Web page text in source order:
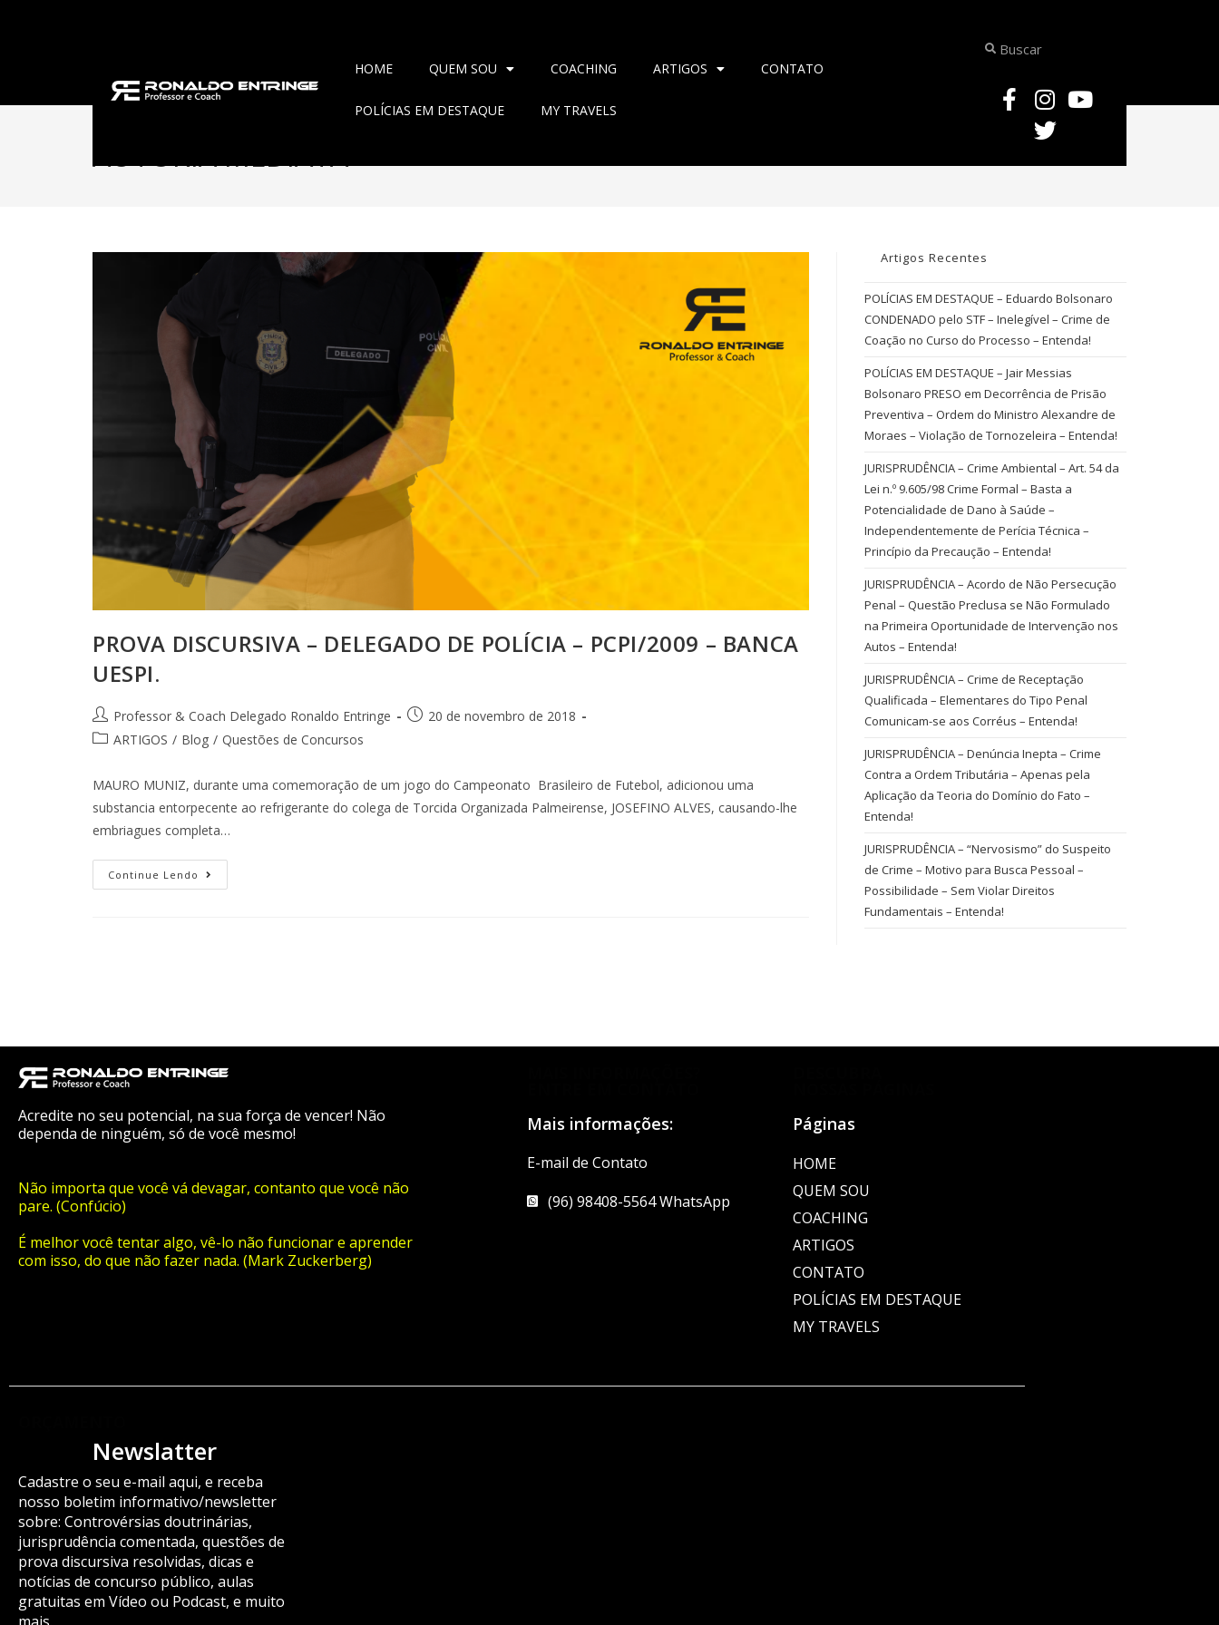
HOME QUEM SOU COACHING ARTIGOS CONTATO
POLÍCIAS EM DESTAQUE MY TRAVELS
AUTORIA MEDIATA
PROVA DISCURSIVA – DELEGADO DE POLÍCIA – PCPI/2009 – BANCA
UESPI.
Professor & Coach Delegado Ronaldo Entringe
20 de novembro de 2018
ARTIGOS / Blog / Questões de Concursos
MAURO MUNIZ, durante uma comemoração de um jogo do Campeonato Brasileiro de Futebol, adicionou uma
substancia entorpecente ao refrigerante do colega de Torcida Organizada Palmeirense, JOSEFINO ALVES, causando-lhe
embriagues completa…
Continue Lendo
Artigos Recentes
POLÍCIAS EM DESTAQUE – Eduardo Bolsonaro
CONDENADO pelo STF – Inelegível – Crime de
Coação no Curso do Processo – Entenda!
POLÍCIAS EM DESTAQUE – Jair Messias
Bolsonaro PRESO em Decorrência de Prisão
Preventiva – Ordem do Ministro Alexandre de
Moraes – Violação de Tornozeleira – Entenda!
JURISPRUDÊNCIA – Crime Ambiental – Art. 54 da
Lei n.º 9.605/98 Crime Formal – Basta a
Potencialidade de Dano à Saúde –
Independentemente de Perícia Técnica –
Princípio da Precaução – Entenda!
JURISPRUDÊNCIA – Acordo de Não Persecução
Penal – Questão Preclusa se Não Formulado
na Primeira Oportunidade de Intervenção nos
Autos – Entenda!
JURISPRUDÊNCIA – Crime de Receptação
Qualificada – Elementares do Tipo Penal
Comunicam-se aos Corréus – Entenda!
JURISPRUDÊNCIA – Denúncia Inepta – Crime
Contra a Ordem Tributária – Apenas pela
Aplicação da Teoria do Domínio do Fato –
Entenda!
JURISPRUDÊNCIA – “Nervosismo” do Suspeito
de Crime – Motivo para Busca Pessoal –
Possibilidade – Sem Violar Direitos
Fundamentais – Entenda!
Acredite no seu potencial, na sua força de vencer! Não
dependa de ninguém, só de você mesmo!
Não importa que você vá devagar, contanto que você não
pare. (Confúcio)
É melhor você tentar algo, vê-lo não funcionar e aprender
com isso, do que não fazer nada. (Mark Zuckerberg)
Mais informações:
E-mail de Contato
(96) 98408-5564 WhatsApp
Páginas
HOME
QUEM SOU
COACHING
ARTIGOS
CONTATO
POLÍCIAS EM DESTAQUE
MY TRAVELS
Newslatter
Cadastre o seu e-mail aqui, e receba
nosso boletim informativo/newsletter
sobre: Controvérsias doutrinárias,
jurisprudência comentada, questões de
prova discursiva resolvidas, dicas e
notícias de concurso público, aulas
gratuitas em Vídeo ou Podcast, e muito